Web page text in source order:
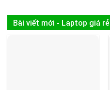
Bài viết mới - Laptop giá rẻ